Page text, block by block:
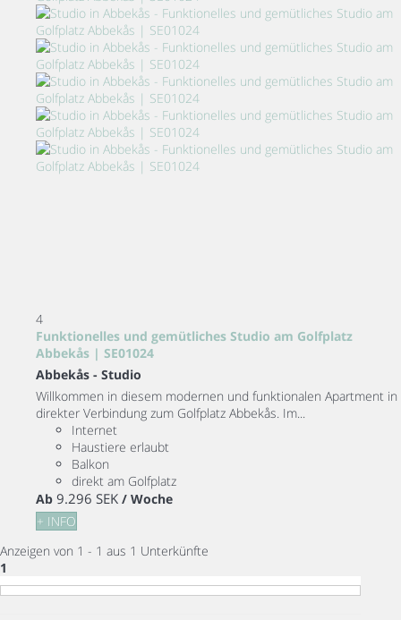
4
Funktionelles und gemütliches Studio am Golfplatz
Abbekås | SE01024
Abbekås - Studio
Willkommen in diesem modernen und funktionalen Apartment in
direkter Verbindung zum Golfplatz Abbekås. Im...
Internet
Haustiere erlaubt
Balkon
direkt am Golfplatz
Ab 9.296 SEK / Woche
+ INFO
Anzeigen von 1 - 1 aus 1 Unterkünfte
1